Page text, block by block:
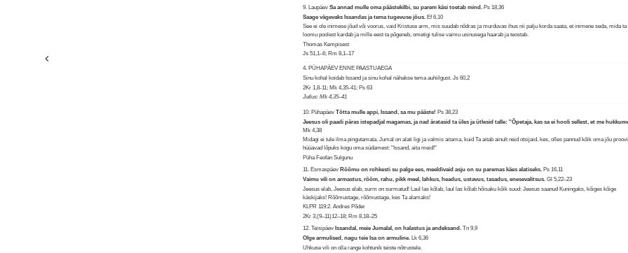
9. LaupäevSa annad mulle oma päästekilbi, su parem käsi toetab mind. Ps 18,36
Saage vägevaks Issandas ja tema tugevuse jõus. Ef 6,10
See ei ole inimese jõud või voorus, vaid Kristuse arm, mis suudab nõdras ja murduvas ihus nii palju korda saata, et inimene seda, mida ta
loomu poolest kardab ja mille eest ta põgeneb, ometigi tulise vaimu usinusega haarab ja teostab.
Thomas Kempisest
Js 51,1–6; Rm 8,1–17
4. PÜHAPÄEV ENNE PAASTUAEGA
Sinu kohal koidab Issand ja sinu kohal nähakse tema auhiilgust.Js 60,2
2Kr 1,8-11; Mk 4,35-41; Ps 63
Jutlus: Mk 4,35–41
10. PühapäevTõtta mulle appi, Issand, sa mu pääste! Ps 38,23
Jeesus oli paadi päras istepadjal magamas, ja nad äratasid ta üles ja ütlesid talle: "Õpetaja, kas sa ei hooli sellest, et me
Mk 4,38
Midagi ei tule ilma pingutamata. Jumal on alati ligi ja valmis aitama, kuid Ta aitab ainult neid otsijaid, kes, olles pannud kõik oma jõu
hüüavad lõpuks kogu oma südamest: "Issand, aita meid!"
Püha Feofan Sulgunu
11. Esmaspäev Rõõmu on rohkesti su palge ees, meeldivaid asju on su paremas käes alatiseks. Ps 16,11
Vaimu vili on armastus, rõõm, rahu, pikk meel, lahkus, headus, ustavus, tasadus, enesevalitsus.Gl 5,22–23
Jeesus elab, Jeesus elab, surm on surmatud! Laul las kõlab, laul las kõlab hõisaku kõik suud: Jeesus saanud Kuningaks, kõiges kõige
käskijaks! Rõõmustage, rõõmustage, kes Ta alamaks!
KLPR 119:2. Andres Põder
2Kr 3,(9–11)12–18; Rm 8,18–25
12. Teisipäev Issandal, meie Jumalal, on halastus ja andeksand.Tn 9,9
Olge armulised, nagu teie Isa on armuline. Lk 6,36
Uhkuse vili on olla range kohtunik teiste nõtrustele.